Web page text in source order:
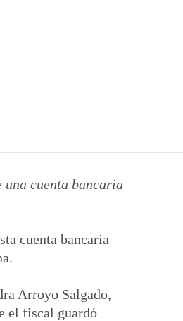
una cuenta bancaria
cuenta bancaria
Arroyo Salgado,
el fiscal guardó